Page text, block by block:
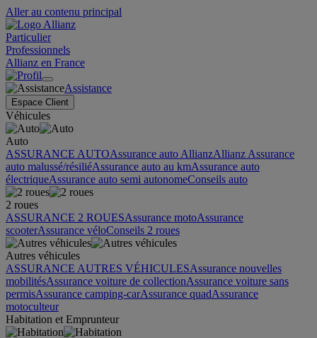
Aller au contenu principal
Particulier
Professionnels
Allianz en France
Assistance
Espace Client
Véhicules
Auto
ASSURANCE AUTOAssurance auto AllianzAllianz Assurance
auto malussé/résiliéAssurance auto au kmAssurance auto
électriqueAssurance auto semi autonomeConseils auto
2 roues
ASSURANCE 2 ROUESAssurance motoAssurance
scooterAssurance véloConseils 2 roues
Autres véhicules
ASSURANCE AUTRES VÉHICULESAssurance nouvelles
mobilitésAssurance voiture de collectionAssurance voiture sans
permisAssurance camping-carAssurance quadAssurance
motoculteur
Habitation et Emprunteur